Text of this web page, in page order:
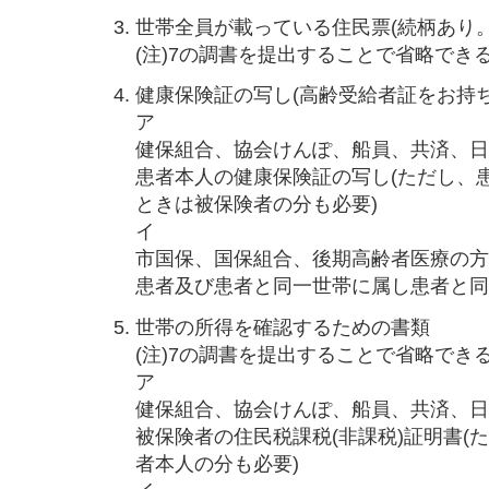
世帯全員が載っている住民票(続柄あり
(注)7の調書を提出することで省略でき
健康保険証の写し(高齢受給者証をお持
ア
健保組合、協会けんぽ、船員、共済、
患者本人の健康保険証の写し(ただし、
ときは被保険者の分も必要)
イ
市国保、国保組合、後期高齢者医療の方
患者及び患者と同一世帯に属し患者と
世帯の所得を確認するための書類
(注)7の調書を提出することで省略でき
ア
健保組合、協会けんぽ、船員、共済、
被保険者の住民税課税(非課税)証明書(
者本人の分も必要)